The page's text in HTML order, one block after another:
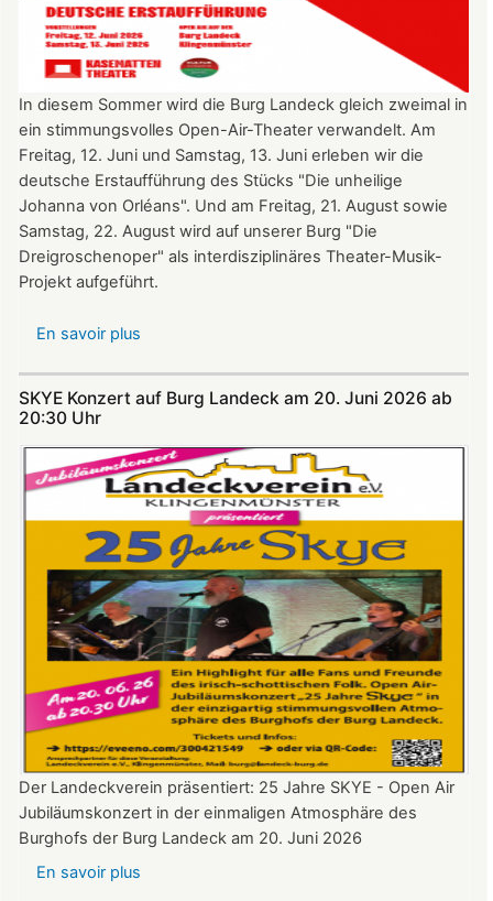
In diesem Sommer wird die Burg Landeck gleich zweimal in
ein stimmungsvolles Open-Air-Theater verwandelt. Am
Freitag, 12. Juni und Samstag, 13. Juni erleben wir die
deutsche Erstaufführung des Stücks "Die unheilige
Johanna von Orléans". Und am Freitag, 21. August sowie
Samstag, 22. August wird auf unserer Burg "Die
Dreigroschenoper" als interdisziplinäres Theater-Musik-
Projekt aufgeführt.
En savoir plus
Theatersommer
Burg
Landeck
SKYE Konzert auf Burg Landeck am 20. Juni 2026 ab
20:30 Uhr​​​​​​​​​​​​​​
Der Landeckverein präsentiert: 25 Jahre SKYE - Open Air
Jubiläumskonzert in der einmaligen Atmosphäre des
Burghofs der Burg Landeck am 20. Juni 2026
En savoir plus